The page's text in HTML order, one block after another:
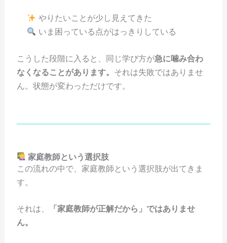
やりたいことが少し見えてきた
いま困っている点がはっきりしている
こうした段階に入ると、同じ学び方が急に噛み合わ
なくなることがあります。 それは失敗ではありませ
ん。状態が変わっただけです。
家庭教師という選択肢
この流れの中で、家庭教師という選択肢が出てきま
す。
それは、
「家庭教師が正解だから」ではありませ
ん。